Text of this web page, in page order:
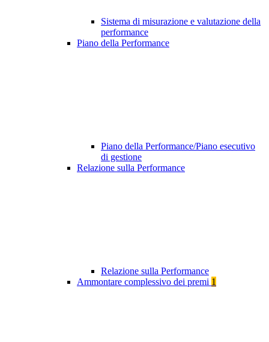
Sistema di misurazione e valutazione della
performance
Piano della Performance
Piano della Performance/Piano esecutivo
di gestione
Relazione sulla Performance
Relazione sulla Performance
Ammontare complessivo dei premi 1